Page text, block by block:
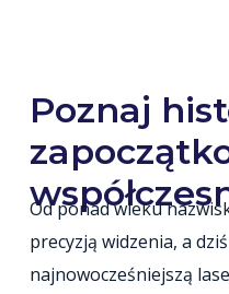
Poznaj
Od ponad wieku
precyzją widzenia, a
najnowocześniejszą